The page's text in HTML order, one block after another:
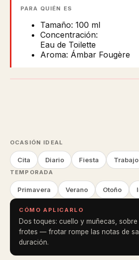
PARA QUIÉN ES
Tamaño: 100 ml
Concentración:
Eau de Toilette
Aroma: Ámbar Fougère
OCASIÓN IDEAL
Cita Diario Fiesta Trabajo
TEMPORADA
Primavera Verano Otoño
CÓMO APLICARLO
Dos toques: cuello y muñecas,
frotes — frotar rompe las notas de
duración.